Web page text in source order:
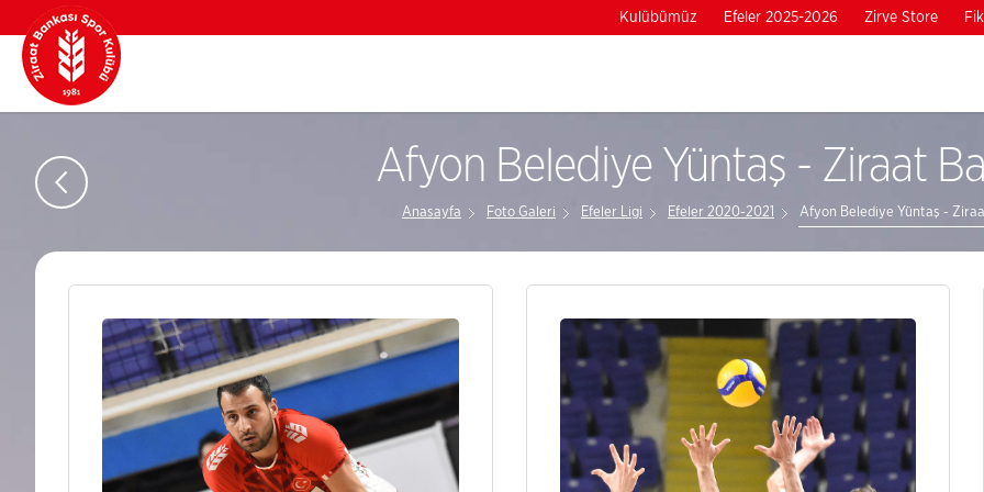
Kulübümüz Efeler 2025-2026 Zirve Store
Afyon Belediye Yüntaş - Ziraat
Anasayfa Foto Galeri Efeler Ligi Efeler 2020-2021 Afyon Belediye Yüntaş -